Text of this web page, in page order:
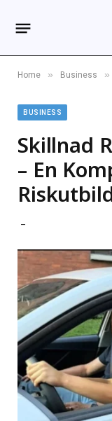
Home » Business »
BUSINESS
Skillnad
– En